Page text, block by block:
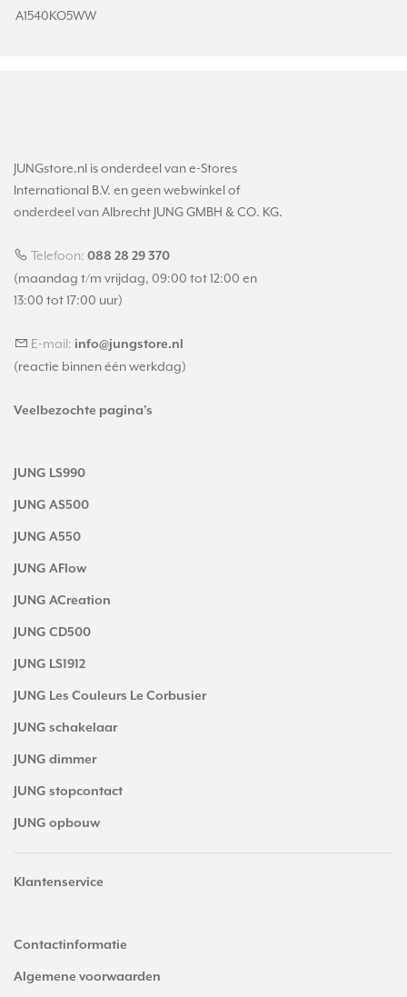
A1540KO5WW
JUNGstore.nl is onderdeel van e-Stores
International B.V. en geen webwinkel of
onderdeel van Albrecht JUNG GMBH & CO. KG.
Telefoon: 088 28 29 370
(maandag t/m vrijdag, 09:00 tot 12:00 en
13:00 tot 17:00 uur)
E-mail: info@jungstore.nl
(reactie binnen één werkdag)
Veelbezochte pagina's
JUNG LS990
JUNG AS500
JUNG A550
JUNG AFlow
JUNG ACreation
JUNG CD500
JUNG LS1912
JUNG Les Couleurs Le Corbusier
JUNG schakelaar
JUNG dimmer
JUNG stopcontact
JUNG opbouw
Klantenservice
Contactinformatie
Algemene voorwaarden